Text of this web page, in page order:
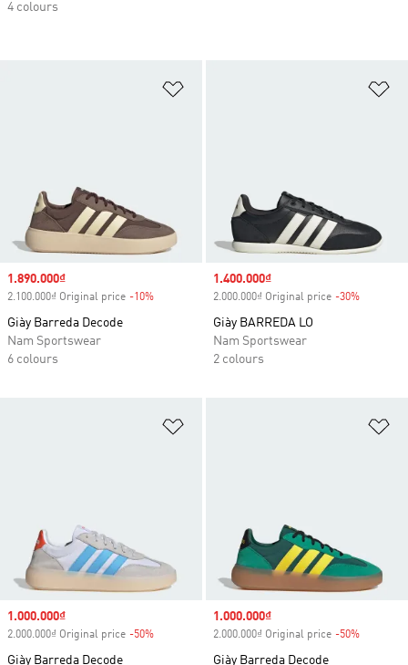
Sale price
1.890.000₫
2.100.000₫ Original price -10%
Giày Barreda Decode
Nam Sportswear
6 colours
Sale price
1.400.000₫
2.000.000₫ Original price -30%
Giày BARREDA LO
Nam Sportswear
2 colours
Sale price
1.000.000₫
2.000.000₫ Original price -50%
Giày Barreda Decode
Sale price
1.000.000₫
2.000.000₫ Original price -50%
Giày Barreda Decode
4 colours